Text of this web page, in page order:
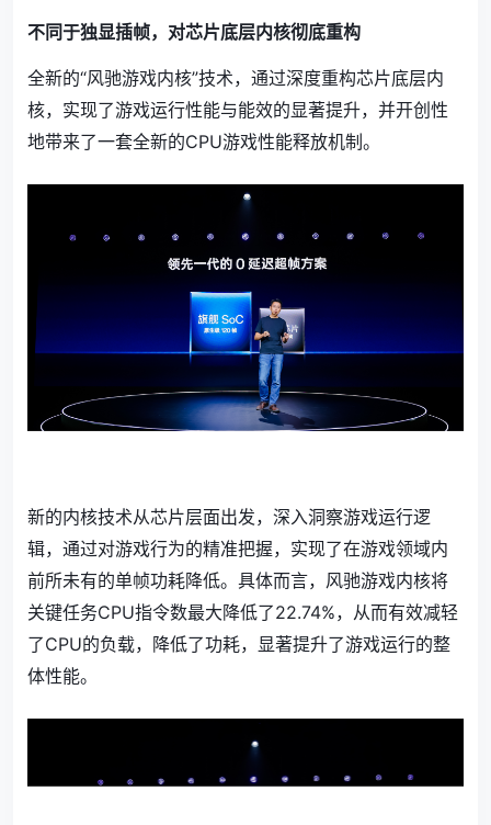
不同于独显插帧，对芯片底层内核彻底重构
全新的“风驰游戏内核”技术，通过深度重构芯片底层内
核，实现了游戏运行性能与能效的显著提升，并开创性
地带来了一套全新的CPU游戏性能释放机制。
新的内核技术从芯片层面出发，深入洞察游戏运行逻
辑，通过对游戏行为的精准把握，实现了在游戏领域内
前所未有的单帧功耗降低。具体而言，风驰游戏内核将
关键任务CPU指令数最大降低了22.74%，从而有效减轻
了CPU的负载，降低了功耗，显著提升了游戏运行的整
体性能。